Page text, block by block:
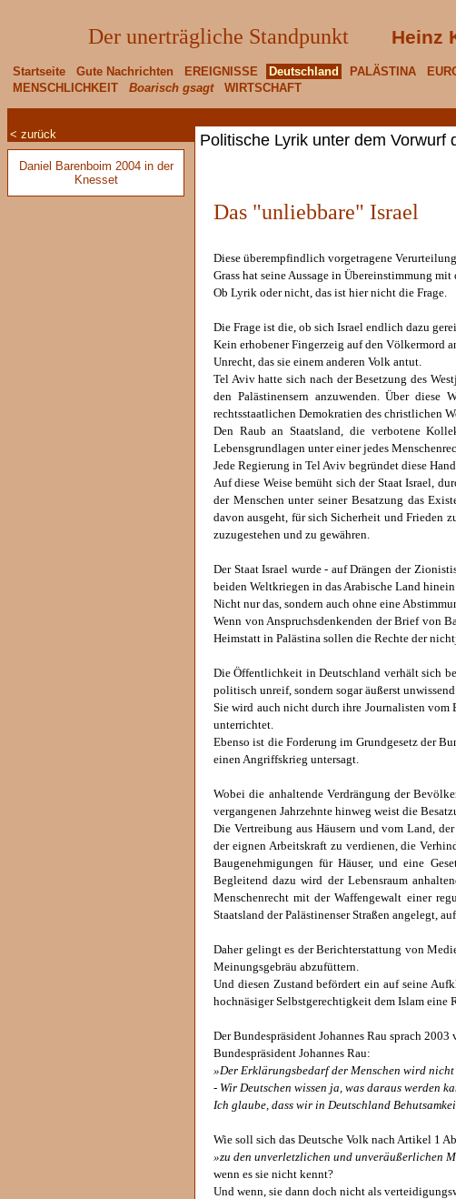
Der unerträgliche Standpunkt Heinz
Startseite Gute Nachrichten EREIGNISSE Deutschland PALÄSTINA
MENSCHLICHKEIT
Boarisch gsagt WIRTSCHAFT
< zurück
Daniel Barenboim 2004 in der
Knesset
Politische Lyrik unter dem Vorwurf
Das "unliebbare" Israel
Diese überempfindlich vorgetragene
Grass hat seine Aussage in Übereinstimmung
Ob Lyrik oder nicht, das ist hier nicht die Frage.
Die Frage ist die, ob sich Israel endlich dazu
Kein erhobener Fingerzeig auf den Völkermord
Unrecht, das sie einem anderen Volk antut.
Tel Aviv hatte sich nach der Besetzung des
den Palästinensern anzuwenden. Über
rechtsstaatlichen Demokratien des christlichen
Den Raub an Staatsland, die verbotene
Lebensgrundlagen unter einer jedes
Jede Regierung in Tel Aviv begründet diese
Auf diese Weise bemüht sich der Staat Israel,
der Menschen unter seiner Besatzung das
davon ausgeht, für sich Sicherheit und Frieden
zuzugestehen und zu gewähren.
Der Staat Israel wurde - auf Drängen der
beiden Weltkriegen in das Arabische Land hinein
Nicht nur das, sondern auch ohne eine
Wenn von Anspruchsdenkenden der Brief von
Heimstatt in Palästina sollen die Rechte der
Die Öffentlichkeit in Deutschland verhält sich
politisch unreif, sondern sogar äußerst
Sie wird auch nicht durch ihre Journalisten vom
unterrichtet.
Ebenso ist die Forderung im Grundgesetz der
einen Angriffskrieg untersagt.
Wobei die anhaltende Verdrängung der
vergangenen Jahrzehnte hinweg weist die
Die Vertreibung aus Häusern und vom Land,
der eignen Arbeitskraft zu verdienen, die
Baugenehmigungen für Häuser, und eine
Begleitend dazu wird der Lebensraum
Menschenrecht mit der Waffengewalt einer
Staatsland der Palästinenser Straßen angelegt,
Daher gelingt es der Berichterstattung von
Meinungsgebräu abzufüttern.
Und diesen Zustand befördert ein auf seine
hochnäsiger Selbstgerechtigkeit dem Islam eine
Der Bundespräsident Johannes Rau sprach
Bundespräsident Johannes Rau:
»Der Erklärungsbedarf der Menschen wird
- Wir Deutschen wissen ja, was daraus werden
Ich glaube, dass wir in Deutschland
Wie soll sich das Deutsche Volk nach Artikel 1
»zu den unverletzlichen und unveräußerlichen
wenn es sie nicht kennt?
Und wenn, sie dann doch nicht als